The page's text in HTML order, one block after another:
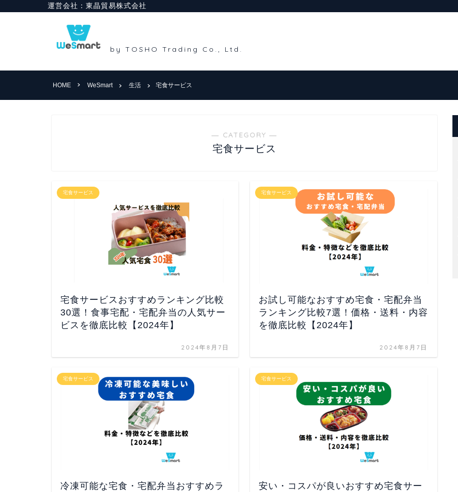
HOME WeSmart 生活 宅食サービス
― CATEGORY ―
宅食サービス
宅食サービス
宅食サービスおすすめランキング比較
30選！食事宅配・宅配弁当の人気サー
ビスを徹底比較【2024年】
2024年8月7日
宅食サービス
お試し可能なおすすめ宅食・宅配弁当
ランキング比較7選！価格・送料・内容
を徹底比較【2024年】
2024年8月7日
宅食サービス
冷凍可能な宅食・宅配弁当おすすめラ
宅食サービス
安い・コスパが良いおすすめ宅食サー